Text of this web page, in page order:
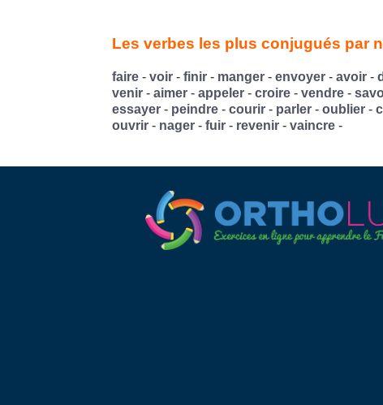
Les verbes les plus conjugués par
faire- voir- finir- manger- envoyer- avoir-
venir- aimer- appeler- croire- vendre-
essayer- peindre- courir- parler- oublier-
ouvrir- nager- fuir- revenir- vaincre-